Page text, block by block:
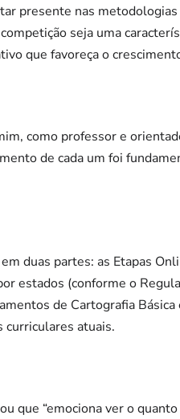
presente nas
seja uma
que favoreça o
como professor e
de cada um foi
duas partes: as Etapas
estados (conforme o
de Cartografia
curriculares atuais.
que “emociona ver o